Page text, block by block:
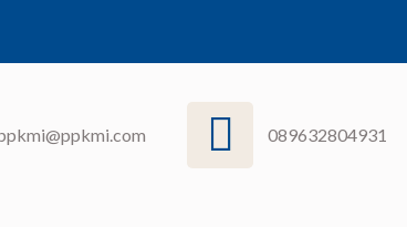
089632804931